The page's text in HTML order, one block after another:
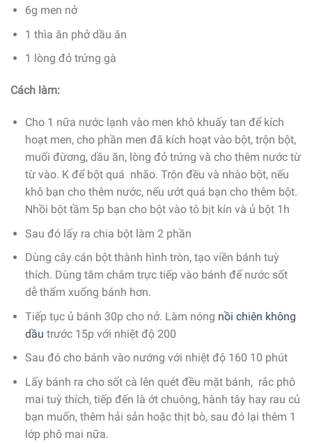
6g men nở
1 thìa ăn phở dầu ăn
1 lòng đỏ trứng gà
Cách làm:
Cho 1 nữa nước lạnh vào men khô khuấy tan để kích
hoạt men, cho phần men đã kích hoạt vào bột, trộn bột,
muối đừơng, dầu ăn, lòng đỏ trứng và cho thêm nước từ
từ vào. K để bột quá nhão. Trộn đều và nhào bột, nếu
khô bạn cho thêm nước, nếu ướt quá bạn cho thêm bột.
Nhồi bột tầm 5p bạn cho bột vào tô bịt kín và ủ bột 1h
Sau đó lấy ra chia bột làm 2 phần
Dùng cây cán bột thành hình tròn, tạo viền bánh tuỳ
thích. Dùng tăm châm trực tiếp vào bánh để nước sốt
dễ thấm xuống bánh hơn.
Tiếp tục ủ bánh 30p cho nở. Làm nóng nồi chiên không
dầu trước 15p với nhiệt độ 200
Sau đó cho bánh vào nướng với nhiệt độ 160 10 phút
Lấy bánh ra cho sốt cà lên quét đều mặt bánh, rắc phô
mai tuỳ thích, tiếp đến là ớt chuông, hành tây hay rau củ
bạn muốn, thêm hải sản hoặc thịt bò, sau đó lại thêm 1
lớp phô mai nữa.